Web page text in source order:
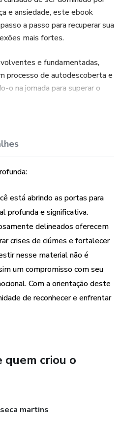
e ansiedade, este ebook
a passo para recuperar sua
mais fortes.
e fundamentadas,
processo de autodescoberta e
o na jornada para superar o
guia:
as origens e causas do
ele pode se tornar tão
ciumento, e
você e seus relacionamentos.
Limitantes: Identifique e
que sustentam o ciúme,
mais positivas e realistas.
habilidades de
expressar seus sentimentos e
Cultive uma relação mais
está abrindo as portas para
profunda e significativa.
delineados oferecem
crises de ciúmes e fortalecer
nesse material não é
um compromisso com seu
Com a orientação deste
de reconhecer e enfrentar
quem criou o
martins